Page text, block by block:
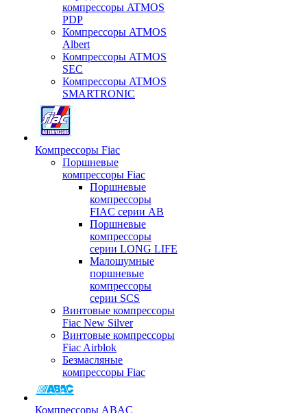
компрессоры ATMOS
PDP
Компрессоры ATMOS
Albert
Компрессоры ATMOS
SEC
Компрессоры ATMOS
SMARTRONIC
Компрессоры Fiac
Поршневые
компрессоры Fiac
Поршневые
компрессоры
FIAC серии AB
Поршневые
компрессоры
серии LONG LIFE
Малошумные
поршневые
компрессоры
серии SCS
Винтовые компрессоры
Fiac New Silver
Винтовые компрессоры
Fiac Airblok
Безмасляные
компрессоры Fiac
Компрессоры ABAC